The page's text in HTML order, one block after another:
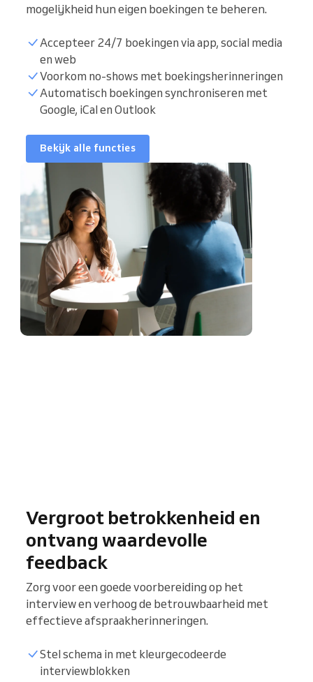
Interviewlijst
mogelijkheid hun eigen boekingen te beheren.
Accepteer 24/7 boekingen via app, social media
en web
Voorkom no-shows met boekingsherinneringen
Automatisch boekingen synchroniseren met
Google, iCal en Outlook
Bekijk alle functies
Vergroot betrokkenheid en
ontvang waardevolle
feedback
Zorg voor een goede voorbereiding op het
interview en verhoog de betrouwbaarheid met
effectieve afspraakherinneringen.
Stel schema in met kleurgecodeerde
interviewblokken